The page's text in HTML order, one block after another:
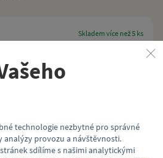
skladem více než 5 ks
motivy na kvalitním papíře, včetně
technologie nezbytné pro správné
analýzy provozu a návštěvnosti.
sdílíme s našimi analytickými